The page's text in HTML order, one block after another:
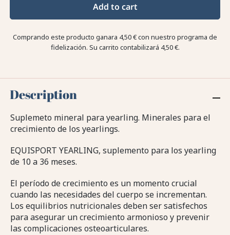
Add to cart
Comprando este producto ganara 4,50 €con nuestro programa de
fidelización. Su carrito contabilizará 4,50 €.
Description
Suplemeto mineral para yearling. Minerales para el
crecimiento de los yearlings.
EQUISPORT YEARLING, suplemento para los yearling
de 10 a 36 meses.
El período de crecimiento es un momento crucial
cuando las necesidades del cuerpo se incrementan.
Los equilibrios nutricionales deben ser satisfechos
para asegurar un crecimiento armonioso y prevenir
las complicaciones osteoarticulares.